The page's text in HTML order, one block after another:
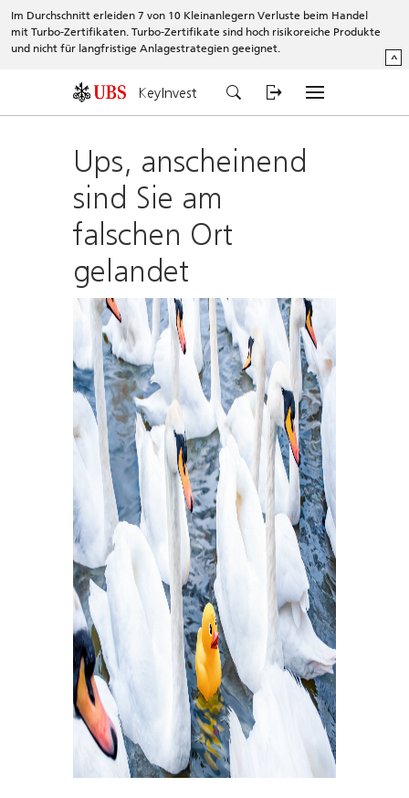
Im Durchschnitt erleiden 7 von 10 Kleinanlegern Verluste beim Handel
mit Turbo-Zertifikaten. Turbo-Zertifikate sind hoch risikoreiche Produkte
und nicht für langfristige Anlagestrategien geeignet.
^
KeyInvest
Ups, anscheinend
sind Sie am
falschen Ort
gelandet